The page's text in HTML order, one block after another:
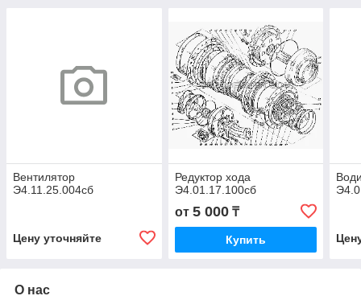
Вентилятор
Э4.11.25.004сб
Цену уточняйте
Редуктор хода
Э4.01.17.100сб
от 5 000₸
Купить
О нас